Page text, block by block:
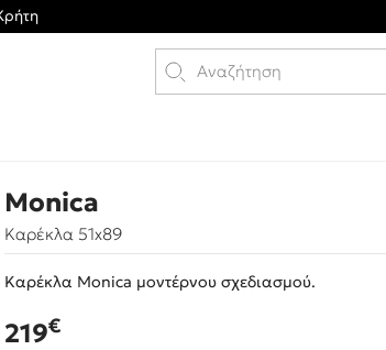
Monica
Καρέκλα 51x89
Καρέκλα Monica μοντέρνου σχεδιασμού.
219€